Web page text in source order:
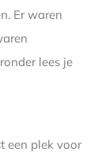
Er waren
lees je
een plek voor